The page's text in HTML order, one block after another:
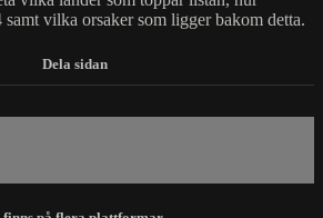
vilka orsaker som ligger bakom detta.